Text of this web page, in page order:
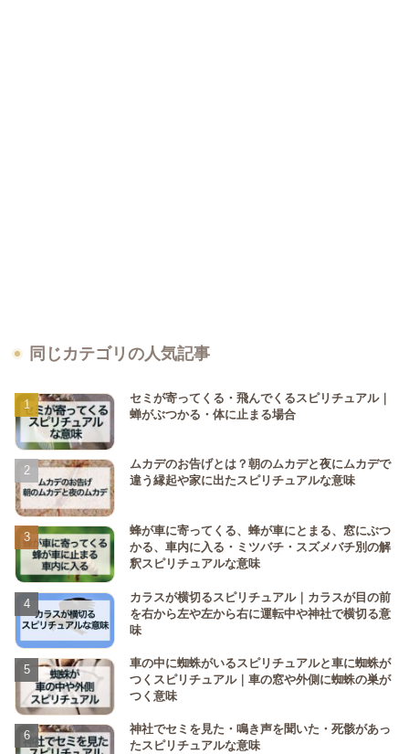
同じカテゴリの人気記事
セミが寄ってくる・飛んでくるスピリチュアル｜
蝉がぶつかる・体に止まる場合
ムカデのお告げとは？朝のムカデと夜にムカデで
違う縁起や家に出たスピリチュアルな意味
蜂が車に寄ってくる、蜂が車にとまる、窓にぶつ
かる、車内に入る・ミツバチ・スズメバチ別の解
釈スピリチュアルな意味
カラスが横切るスピリチュアル｜カラスが目の前
を右から左や左から右に運転中や神社で横切る意
味
車の中に蜘蛛がいるスピリチュアルと車に蜘蛛が
つくスピリチュアル｜車の窓や外側に蜘蛛の巣が
つく意味
神社でセミを見た・鳴き声を聞いた・死骸があっ
たスピリチュアルな意味